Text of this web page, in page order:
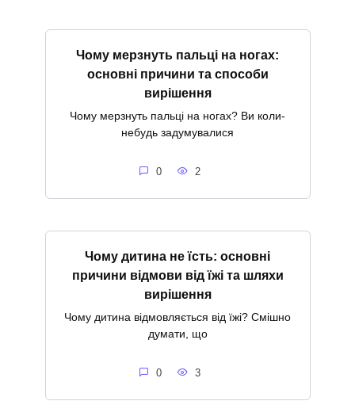
Чому мерзнуть пальці на ногах:
основні причини та способи
вирішення
Чому мерзнуть пальці на ногах? Ви коли-
небудь задумувалися
0 2
Чому дитина не їсть: основні
причини відмови від їжі та шляхи
вирішення
Чому дитина відмовляється від їжі? Смішно
думати, що
0 3